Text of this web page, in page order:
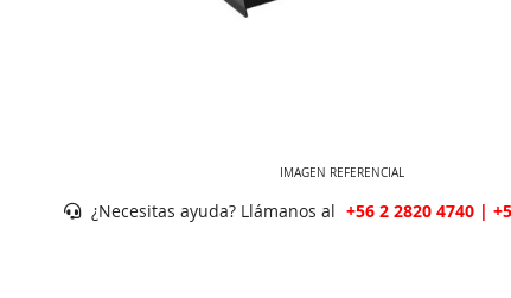
IMAGEN REFERENCIAL
¿Necesitas ayuda? Llámanos al +56 2 2820 4740 |